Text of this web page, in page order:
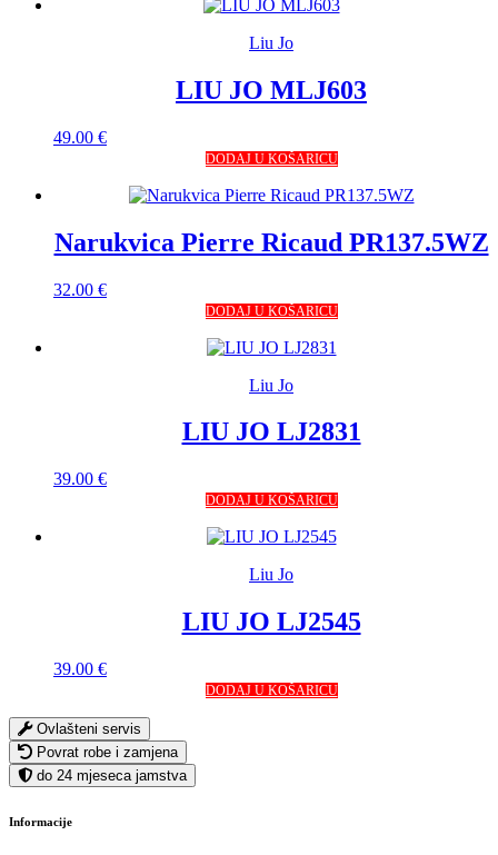
Liu Jo
LIU JO MLJ603
49.00 €
DODAJ U KOŠARICU
Narukvica Pierre Ricaud PR137.5WZ
32.00 €
DODAJ U KOŠARICU
Liu Jo
LIU JO LJ2831
39.00 €
DODAJ U KOŠARICU
Liu Jo
LIU JO LJ2545
39.00 €
DODAJ U KOŠARICU
Ovlašteni servis
Povrat robe i zamjena
do 24 mjeseca jamstva
Informacije